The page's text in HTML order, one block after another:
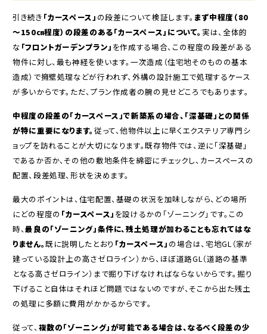
引き続き 「カースペース」 の段差について検証します。 まず中程度（80
～150㎝程度）の段差のある「カースペース」について。 実は、全体的
な 「フロントガーデンプラン」 を作成する場合、この程度の段差がある
物件に対し、最も神経を使います。一次造成（住宅地そのものの基本
造成）で擁壁処理などが行われず、外構の設計施工で処理するケース
が多いからです。ただ、プラン作成者の腕の見せどころでもあります。
中程度の段差の「カースペース」で新築系の場合、「深基礎」との関係
が特に重要になります。 従って、他物件以上に早くエクステリア専門シ
ョップを訪れることが大切になります。既存物件では、逆に「深基礎」
であるか否か、その他の敷地条件を綿密にチェックし、カースペースの
配置、段差処理、形状を決めます。
最大のポイントは、住宅配置、基礎の状況を加味しながら、どの場所
にどの程度の 「カースペース」 を設けるかの「ゾーニング」です。この
時、最良の「ゾーニング」条件に、残土処理が加わることも忘れてはな
りません。既に説明したとおり 「カースペース」 の場合は、宅地GL（家が
建っている設計上の高さゼロライン）から、ほぼ道路GL（道路の基準
となる高さゼロライン）まで掘り下げなければならないからです。掘り
下げること自体はそれほど問題ではないのですが、そこから出た残土
の処理に多額に費用がかかるからです。
従って、 複数の「ゾーニング」が可能である場合は、なるべく段差の少